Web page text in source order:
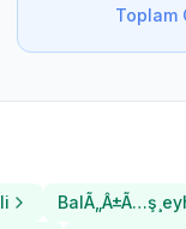
Toplam